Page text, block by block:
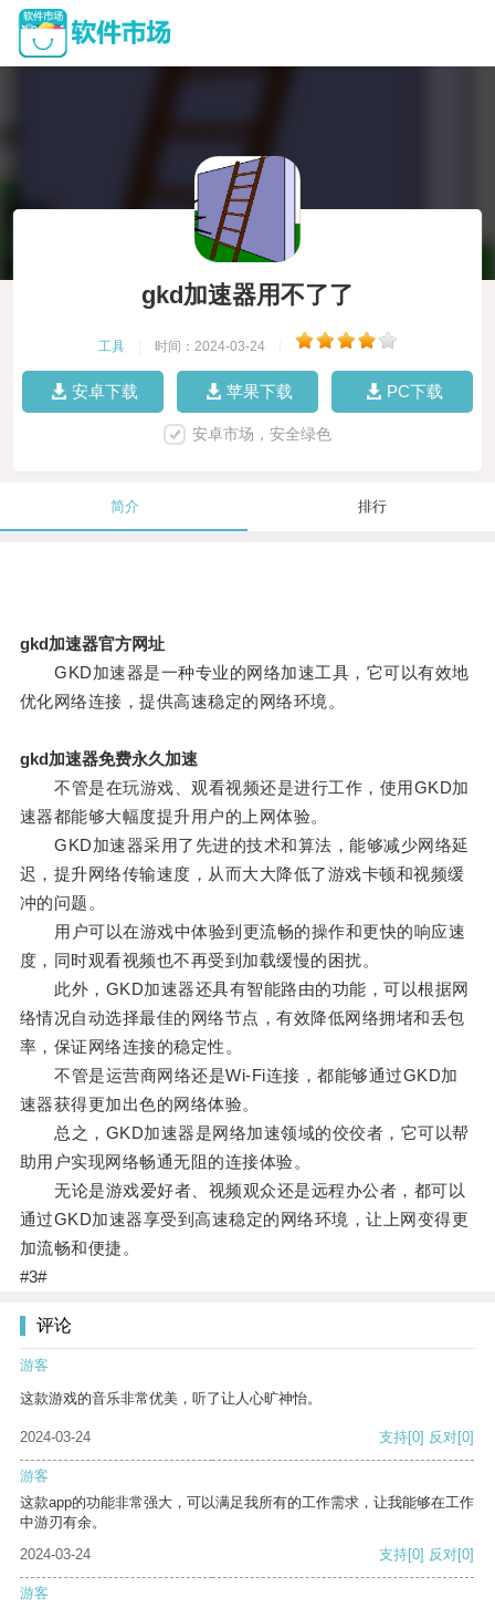
gkd加速器用不了了
工具 时间：2024-03-24
安卓下载 苹果下载 PC下载
安卓市场，安全绿色
简介 排行
gkd加速器官方网址
GKD加速器是一种专业的网络加速工具，它可以有效地
优化网络连接，提供高速稳定的网络环境。
gkd加速器免费永久加速
不管是在玩游戏、观看视频还是进行工作，使用GKD加
速器都能够大幅度提升用户的上网体验。
GKD加速器采用了先进的技术和算法，能够减少网络延
迟，提升网络传输速度，从而大大降低了游戏卡顿和视频缓
冲的问题。
用户可以在游戏中体验到更流畅的操作和更快的响应速
度，同时观看视频也不再受到加载缓慢的困扰。
此外，GKD加速器还具有智能路由的功能，可以根据网
络情况自动选择最佳的网络节点，有效降低网络拥堵和丢包
率，保证网络连接的稳定性。
不管是运营商网络还是Wi-Fi连接，都能够通过GKD加
速器获得更加出色的网络体验。
总之，GKD加速器是网络加速领域的佼佼者，它可以帮
助用户实现网络畅通无阻的连接体验。
无论是游戏爱好者、视频观众还是远程办公者，都可以
通过GKD加速器享受到高速稳定的网络环境，让上网变得更
加流畅和便捷。
#3#
评论
游客
这款游戏的音乐非常优美，听了让人心旷神怡。
2024-03-24 支持[0] 反对[0]
游客
这款app的功能非常强大，可以满足我所有的工作需求，让我能够在工作
中游刃有余。
2024-03-24
支持[0] 反对[0]
游客